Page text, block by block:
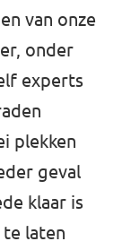
van onze
onder
experts
plekken
geval
klaar is
laten